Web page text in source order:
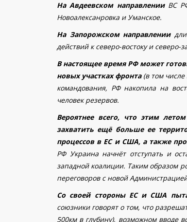
На Авдеевском направлении ВС
Новоалексанровка и Уманское.
На Запорожском направлении
действий к северо-востоку и северо-
В настоящее время РФ может
новых участках фронта(в том числе
командования, РФ накопила на
человек резервов.
Вероятнее всего, что этим
захватить ещё больше ее
процессов в ЕС и США, а также
РФ Украина начнёт отступать и
западной коалиции. Таким образом
переговоров с новой
Со своей стороны ЕС и США
союзники говорят о том, что
500км в глубину), возможном вводе